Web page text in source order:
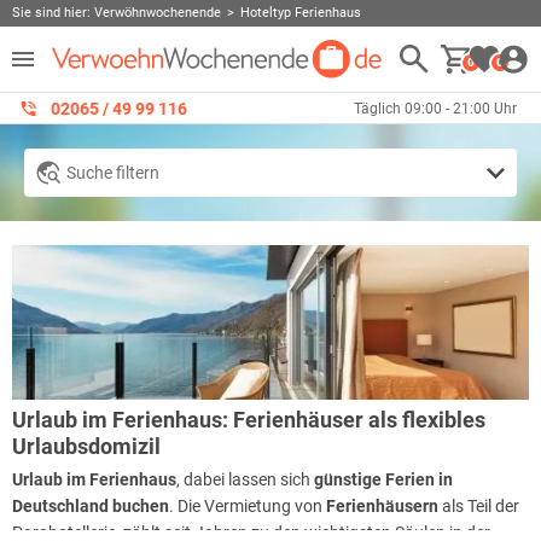
Sie sind hier: Verwöhnwochenende Hoteltyp Ferienhaus
0 0
02065 / 49 ‌99 116 Täglich 09:00 - 21:00 Uhr
Suche filtern
Urlaub im Ferienhaus: Ferienhäuser als flexibles
Urlaubsdomizil
Urlaub im Ferienhaus, dabei lassen sich günstige Ferien in
Deutschland buchen. Die Vermietung von Ferienhäusern als Teil der
Parahotellerie, zählt seit Jahren zu den wichtigsten Säulen in der